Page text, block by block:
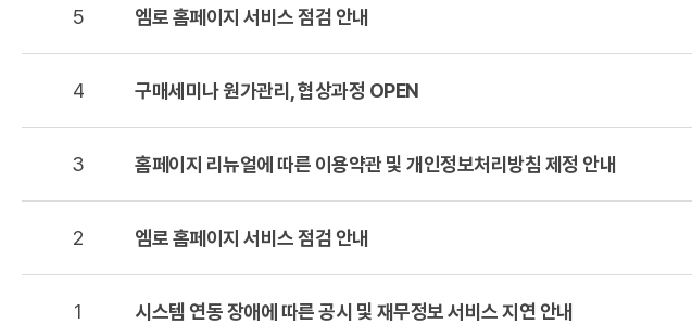
5 엠로 홈페이지 서비스 점검 안내
4 구매세미나 원가관리, 협상과정 OPEN
3 홈페이지 리뉴얼에 따른 이용약관 및 개인정보처리방침 제정 안내
2 엠로 홈페이지 서비스 점검 안내
1 시스템 연동 장애에 따른 공시 및 재무정보 서비스 지연 안내